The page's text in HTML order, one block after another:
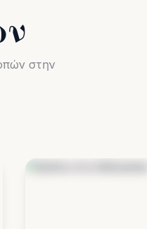
στην